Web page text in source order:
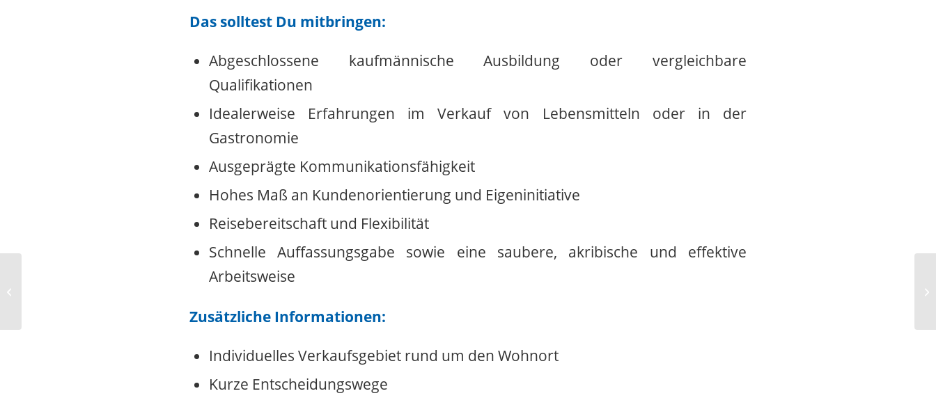
Das solltest Du mitbringen:
Abgeschlossene kaufmännische Ausbildung oder vergleichbare
Qualifikationen
Idealerweise Erfahrungen im Verkauf von Lebensmitteln oder in der
Gastronomie
Ausgeprägte Kommunikationsfähigkeit
Hohes Maß an Kundenorientierung und Eigeninitiative
Reisebereitschaft und Flexibilität
Schnelle Auffassungsgabe sowie eine saubere, akribische und effektive
Arbeitsweise
Zusätzliche Informationen:
Individuelles Verkaufsgebiet rund um den Wohnort
Kurze Entscheidungswege